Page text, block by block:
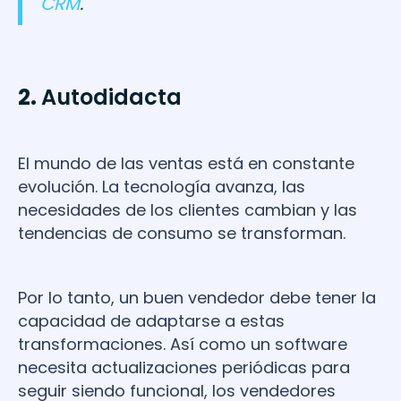
2.Autodidacta
El mundo de las ventas está en constante
evolución. La tecnología avanza, las
necesidades de los clientes cambian y las
tendencias de consumo se transforman.
Por lo tanto, un buen vendedor debe tener la
capacidad de adaptarse a estas
transformaciones. Así como un software
necesita actualizaciones periódicas para
seguir siendo funcional, los vendedores